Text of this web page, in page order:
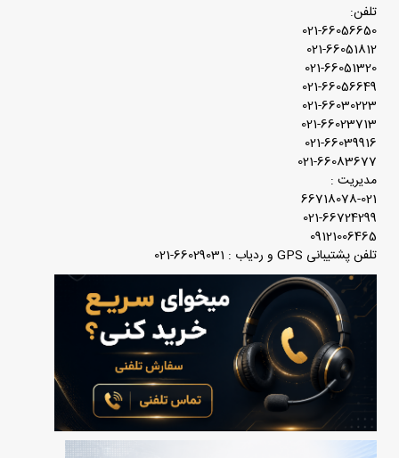
تلفن:
021-66056650
021-66051812
021-66051320
021-66056649
021-66030223
021-66023713
021-66039916
021-66083677
مدیریت :
66718078-021
021-66724299
09121006465
تلفن پشتیبانی GPS و ردیاب : 66029031-021